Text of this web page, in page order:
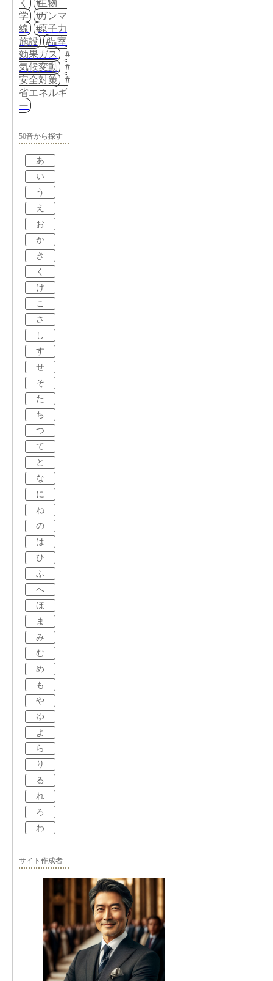
く
生物
学
ガンマ
線
原子力
施設
温室
効果ガス
気候変動
安全対策
省エネルギ
ー
50音から探す
あ
い
う
え
お
か
き
く
け
こ
さ
し
す
せ
そ
た
ち
つ
て
と
な
に
ね
の
は
ひ
ふ
へ
ほ
ま
み
む
め
も
や
ゆ
よ
ら
り
る
れ
ろ
わ
サイト作成者